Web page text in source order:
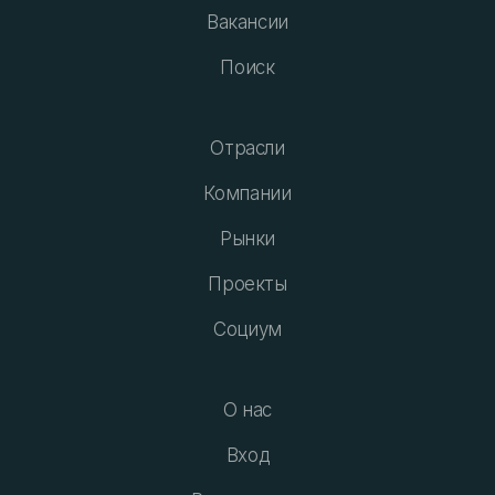
Вакансии
Поиск
Отрасли
Компании
Рынки
Проекты
Социум
О нас
Вход